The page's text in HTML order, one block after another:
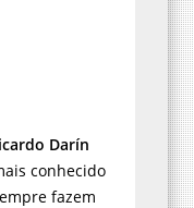
Darín
conhecido
fazem